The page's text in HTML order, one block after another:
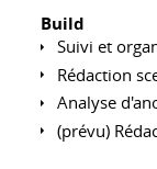
Build
Suivi et
Rédaction
Analyse
(prévu)